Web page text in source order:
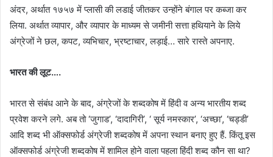
अंदर, अर्थात १७५७ में प्लासी की लडाई जीतकर उन्होंने बंगाल पर कब्जा कर
लिया. अर्थात व्यापार, और व्यापार के माध्यम से जमीनी सत्ता हथियाने के लिये
अंग्रेजों ने छल, कपट, व्यभिचार, भ्रष्टाचार, लड़ाई… सारे रास्ते अपनाए.
भारत की लूट….
भारत से संबंध आने के बाद, अंग्रेजों के शब्दकोष में हिंदी व अन्य भारतीय शब्द
प्रवेश करने लगे. अब तो ‘जुगाड’, ‘दादागिरी’, ‘ सूर्य नमस्कार’, ‘अच्छा’, ‘चड्डी’
आदि शब्द भी ऑक्सफोर्ड अंग्रेजी शब्दकोष में अपना स्थान बनाए हुए हैं. किंतू इस
ऑक्सफोर्ड अंग्रेजी शब्दकोष में शामिल होने वाला पहला हिंदी शब्द कौन सा था?